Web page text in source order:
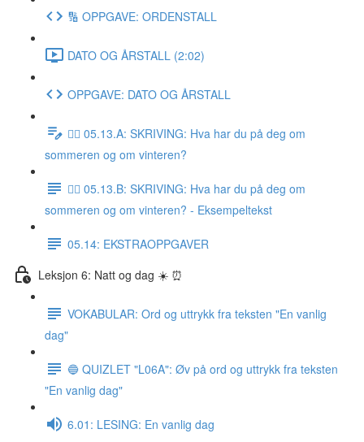
🔢 OPPGAVE: ORDENSTALL
DATO OG ÅRSTALL (2:02)
OPPGAVE: DATO OG ÅRSTALL
✍🏼 05.13.A: SKRIVING: Hva har du på deg om
sommeren og om vinteren?
✍🏼 05.13.B: SKRIVING: Hva har du på deg om
sommeren og om vinteren? - Eksempeltekst
05.14: EKSTRAOPPGAVER
Leksjon 6: Natt og dag ☀️ ⏰
VOKABULAR: Ord og uttrykk fra teksten "En vanlig
dag"
🔵 QUIZLET "L06A": Øv på ord og uttrykk fra teksten
"En vanlig dag"
6.01: LESING: En vanlig dag